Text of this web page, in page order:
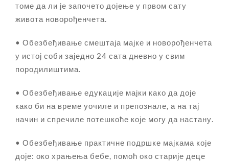
томе да ли је започето дојење у првом сату
живота новорођенчета.
• Обезбеђивање смештаја мајке и новорођенчета
у истој соби заједно 24 сата дневно у свим
породилиштима.
• Обезбеђивање едукације мајки како да доје
како би на време уочиле и препознале, а на тај
начин и спречиле потешкоће које могу да настану.
• Обезбеђивање практичне подршке мајкама које
доје: око храњења бебе, помоћ око старије деце